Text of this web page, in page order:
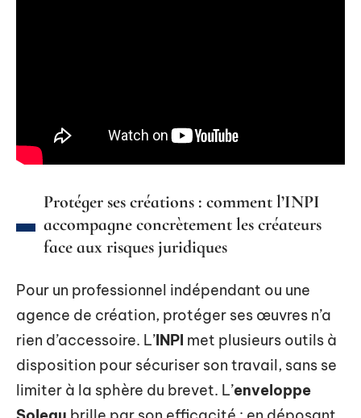
Protéger ses créations : comment l’INPI
accompagne concrètement les créateurs
face aux risques juridiques
Pour un professionnel indépendant ou une
agence de création, protéger ses œuvres n’a
rien d’accessoire. L’INPI met plusieurs outils à
disposition pour sécuriser son travail, sans se
limiter à la sphère du brevet. L’enveloppe